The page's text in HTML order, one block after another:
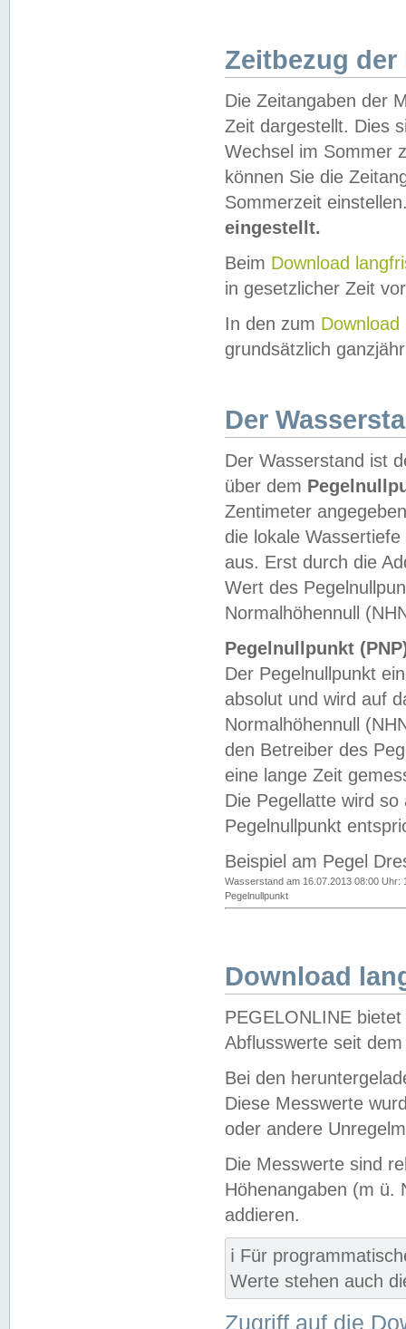
Zeitbezug der
Die Zeitangaben der
Zeit dargestellt. Dies
Wechsel im Sommer
können Sie die
Sommerzeit
eingestellt.
Beim Download
in gesetzlicher Zeit
In den zum Download
grundsätzlich
Der
Der Wasserstand ist
über dem
Zentimeter
die lokale
aus. Erst durch die
Wert des
Normalhöhennull
Pegelnullpunkt
Der Pegelnullpunkt
absolut und wird auf
Normalhöhennull
den Betreiber des
eine lange Zeit
Die Pegellatte wird
Pegelnullpunkt
Beispiel am Pegel
Wasserstand am 16.07.2013 08:00 Uhr:
Pegelnullpunkt
Download
PEGELONLINE
Abflusswerte seit
Bei den
Diese Messwerte
oder andere
Die Messwerte sind
Höhenangaben (m ü.
addieren.
ℹ️ Für
Werte stehen auch
Zugriff auf die